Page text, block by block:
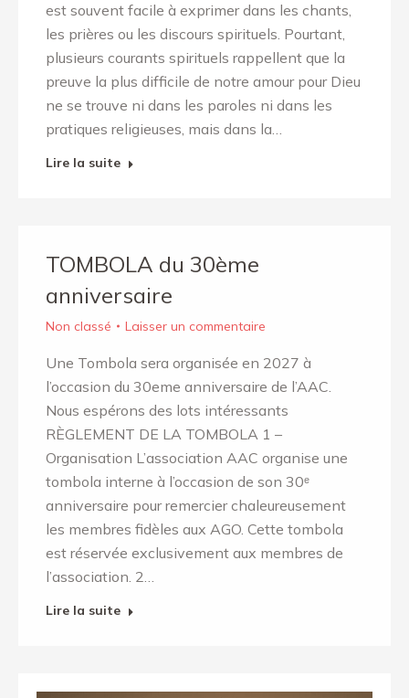
est souvent facile à exprimer dans les chants,
les prières ou les discours spirituels. Pourtant,
plusieurs courants spirituels rappellent que la
preuve la plus difficile de notre amour pour Dieu
ne se trouve ni dans les paroles ni dans les
pratiques religieuses, mais dans la…
Lire la suite
TOMBOLA du 30ème
anniversaire
Non classé Laisser un commentaire
Une Tombola sera organisée en 2027 à
l’occasion du 30eme anniversaire de l’AAC.
Nous espérons des lots intéressants
RÈGLEMENT DE LA TOMBOLA 1 –
Organisation L’association AAC organise une
tombola interne à l’occasion de son 30ᵉ
anniversaire pour remercier chaleureusement
les membres fidèles aux AGO. Cette tombola
est réservée exclusivement aux membres de
l’association. 2…
Lire la suite